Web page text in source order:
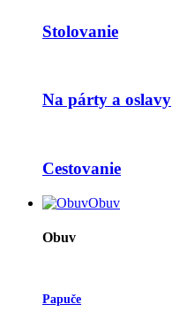
Stolovanie
Na párty a oslavy
Cestovanie
Obuv
Obuv
Papuče